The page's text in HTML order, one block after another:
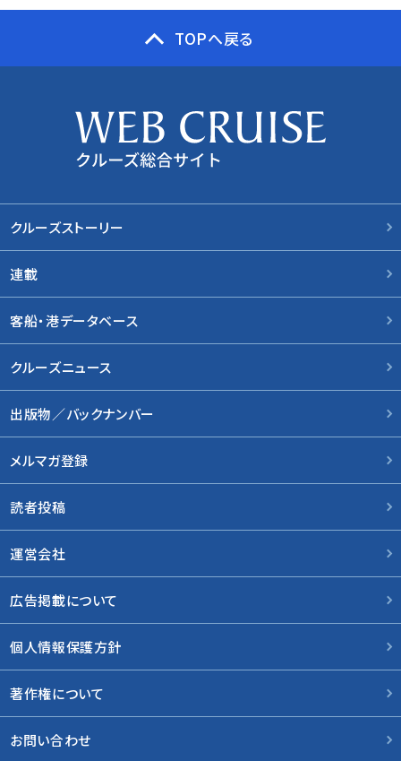
TOPへ戻る
クルーズストーリー
連載
客船・港データベース
クルーズニュース
出版物／バックナンバー
メルマガ登録
読者投稿
運営会社
広告掲載について
個人情報保護方針
著作権について
お問い合わせ